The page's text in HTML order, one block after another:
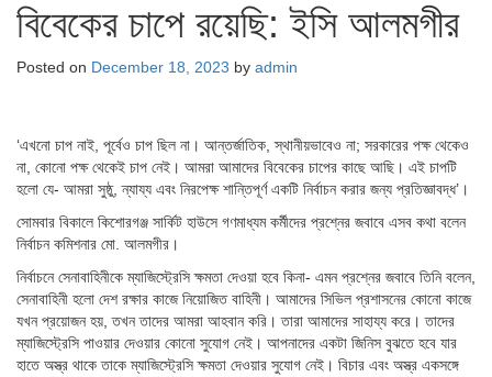
বিবেকের চাপে রয়েছি: ইসি আলমগীর
Posted on December 18, 2023 by admin
‘এখনো চাপ নাই, পূর্বেও চাপ ছিল না। আন্তর্জাতিক, স্থানীয়ভাবেও না; সরকারের পক্ষ থেকেও
না, কোনো পক্ষ থেকেই চাপ নেই। আমরা আমাদের বিবেকের চাপের কাছে আছি। এই চাপটি
হলো যে- আমরা সুষ্ঠু, ন্যায্য এবং নিরপেক্ষ শান্তিপূর্ণ একটি নির্বাচন করার জন্য প্রতিজ্ঞাবদ্ধ’।
সোমবার বিকালে কিশোরগঞ্জ সার্কিট হাউসে গণমাধ্যম কর্মীদের প্রশ্নের জবাবে এসব কথা বলেন
নির্বাচন কমিশনার মো. আলমগীর।
নির্বাচনে সেনাবাহিনীকে ম্যাজিস্ট্রেসি ক্ষমতা দেওয়া হবে কিনা- এমন প্রশ্নের জবাবে তিনি বলেন,
সেনাবাহিনী হলো দেশ রক্ষার কাজে নিয়োজিত বাহিনী। আমাদের সিভিল প্রশাসনের কোনো কাজে
যখন প্রয়োজন হয়, তখন তাদের আমরা আহবান করি। তারা আমাদের সাহায্য করে। তাদের
ম্যাজিস্ট্রেসি পাওয়ার দেওয়ার কোনো সুযোগ নেই। আপনাদের একটা জিনিস বুঝতে হবে যার
হাতে অস্ত্র থাকে তাকে ম্যাজিস্ট্রেসি ক্ষমতা দেওয়ার সুযোগ নেই। বিচার এবং অস্ত্র একসঙ্গে